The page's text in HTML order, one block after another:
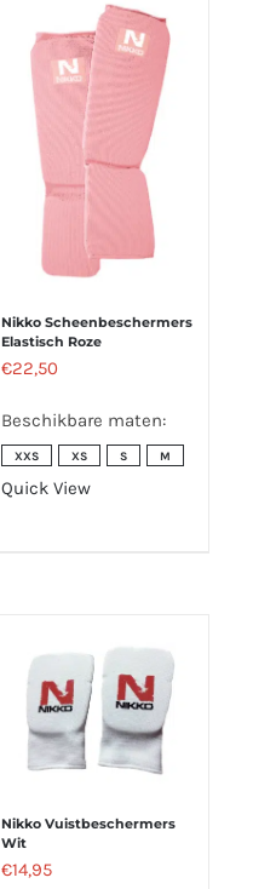
Nikko Scheenbeschermers
Elastisch Roze
€22,50
Beschikbare maten:
XXS XS S M
Quick View
Nikko Vuistbeschermers
Wit
€14,95